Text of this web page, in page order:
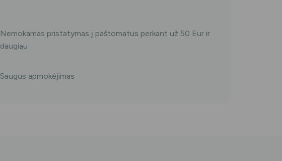
Nemokamas pristatymas į paštomatus perkant už 50 Eur ir
daugiau
Saugus apmokėjimas